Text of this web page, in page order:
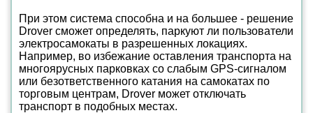
При этом система способна и на большее - решение
Drover сможет определять, паркуют ли пользователи
электросамокаты в разрешенных локациях.
Например, во избежание оставления транспорта на
многоярусных парковках со слабым GPS-сигналом
или безответственного катания на самокатах по
торговым центрам, Drover может отключать
транспорт в подобных местах.